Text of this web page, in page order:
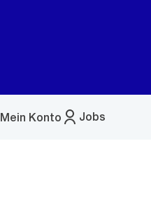
Jobs
Mein Konto
Menü